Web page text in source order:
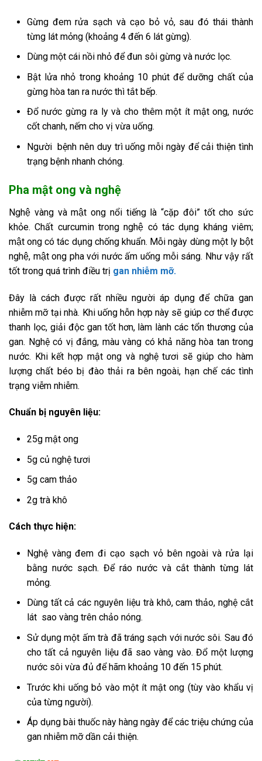
Gừng đem rửa sạch và cạo bỏ vỏ, sau đó thái thành
từng lát mỏng (khoảng 4 đến 6 lát gừng).
Dùng một cái nồi nhỏ để đun sôi gừng và nước lọc.
Bật lửa nhỏ trong khoảng 10 phút để dưỡng chất của
gừng hòa tan ra nước thì tắt bếp.
Đổ nước gừng ra ly và cho thêm một ít mật ong, nước
cốt chanh, nếm cho vị vừa uống.
Người bệnh nên duy trì uống mỗi ngày để cải thiện tình
trạng bệnh nhanh chóng.
Pha mật ong và nghệ
Nghệ vàng và mật ong nổi tiếng là “cặp đôi” tốt cho sức
khỏe. Chất curcumin trong nghệ có tác dụng kháng viêm;
mật ong có tác dụng chống khuẩn. Mỗi ngày dùng một ly bột
nghệ, mật ong pha với nước ấm uống mỗi sáng. Như vậy rất
tốt trong quá trình điều trị gan nhiễm mỡ.
Đây là cách được rất nhiều người áp dụng để chữa gan
nhiễm mỡ tại nhà. Khi uống hỗn hợp này sẽ giúp cơ thể được
thanh lọc, giải độc gan tốt hơn, làm lành các tổn thương của
gan. Nghệ có vị đắng, màu vàng có khả năng hòa tan trong
nước. Khi kết hợp mật ong và nghệ tươi sẽ giúp cho hàm
lượng chất béo bị đào thải ra bên ngoài, hạn chế các tình
trạng viễm nhiễm.
Chuẩn bị nguyên liệu:
25g mật ong
5g củ nghệ tươi
5g cam thảo
2g trà khô
Cách thực hiện:
Nghệ vàng đem đi cạo sạch vỏ bên ngoài và rửa lại
bằng nước sạch. Để ráo nước và cắt thành từng lát
mỏng.
Dùng tất cả các nguyên liệu trà khô, cam thảo, nghệ cắt
lát sao vàng trên chảo nóng.
Sử dụng một ấm trà đã tráng sạch với nước sôi. Sau đó
cho tất cả nguyên liệu đã sao vàng vào. Đổ một lượng
nước sôi vừa đủ để hãm khoảng 10 đến 15 phút.
Trước khi uống bỏ vào một ít mật ong (tùy vào khẩu vị
của từng người).
Áp dụng bài thuốc này hàng ngày để các triệu chứng của
gan nhiễm mỡ dần cải thiện.